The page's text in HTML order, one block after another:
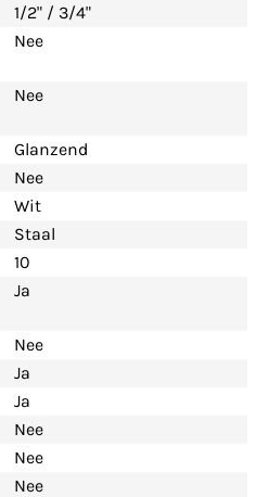
1/2" / 3/4"
Nee
Nee
Glanzend
Nee
Wit
Staal
10
Ja
Nee
Ja
Ja
Nee
Nee
Nee